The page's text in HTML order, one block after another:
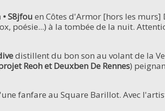
S8jfou en Côtes d'Armor [hors les
poésie...) à la tombée de la nuit.
distillent du bon son au volant de la
Reoh et Deuxben De Rennes)
fanfare au Square Barillot. Avec